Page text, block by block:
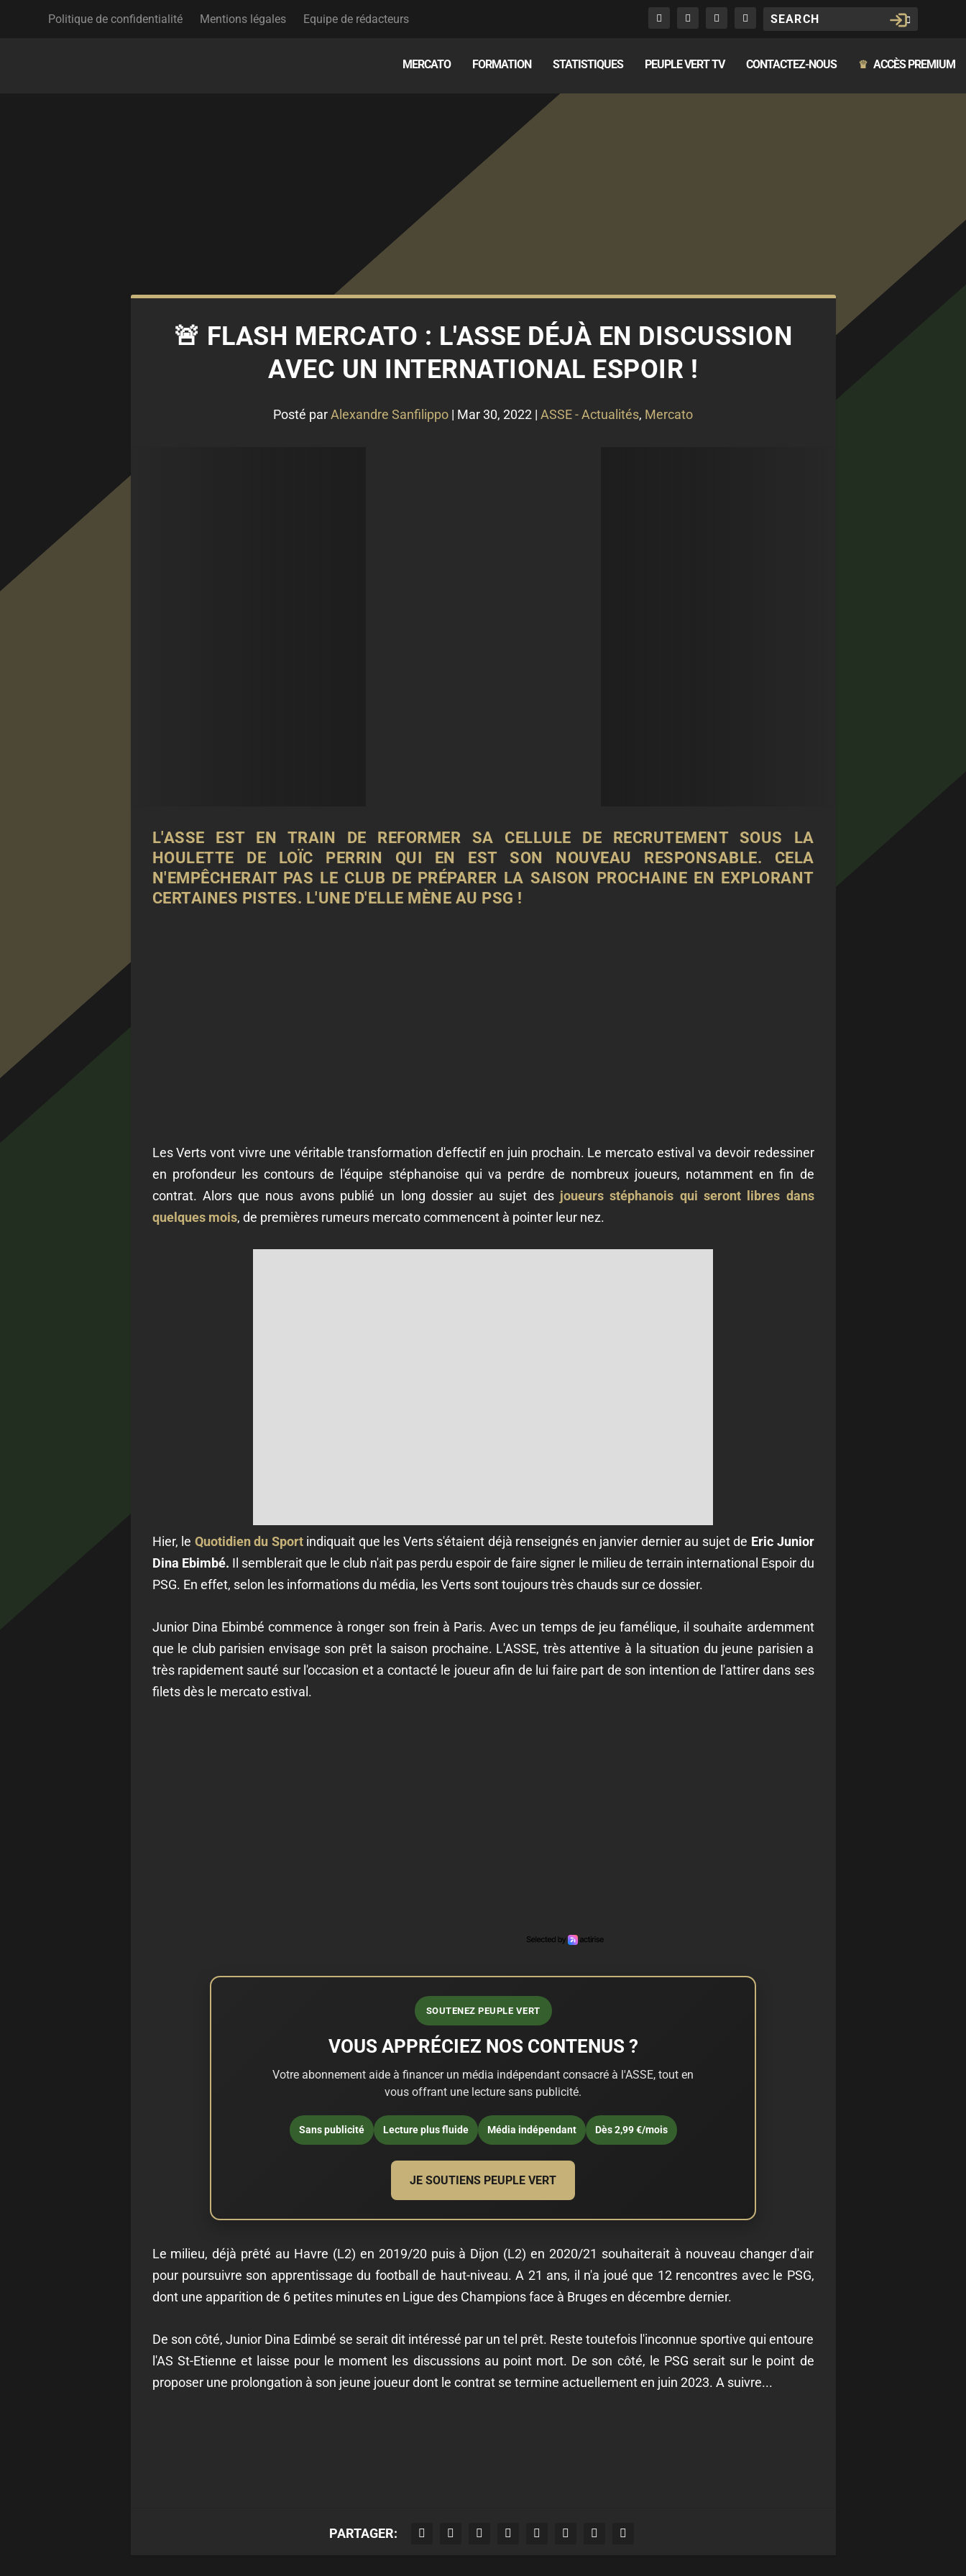
Politique de confidentialité Mentions légales Equipe de rédacteurs
MERCATO FORMATION STATISTIQUES PEUPLE VERT TV CONTACTEZ-NOUS ♛ ACCÈS PREMIUM
🚨 FLASH MERCATO : L'ASSE DÉJÀ EN DISCUSSION
AVEC UN INTERNATIONAL ESPOIR !
Posté parAlexandre Sanfilippo | Mar 30, 2022 | ASSE - Actualités, Mercato
L'ASSE EST EN TRAIN DE REFORMER SA CELLULE DE RECRUTEMENT SOUS LA
HOULETTE DE LOÏC PERRIN QUI EN EST SON NOUVEAU RESPONSABLE. CELA
N'EMPÊCHERAIT PAS LE CLUB DE PRÉPARER LA SAISON PROCHAINE EN EXPLORANT
CERTAINES PISTES. L'UNE D'ELLE MÈNE AU PSG !
Les Verts vont vivre une véritable transformation d'effectif en juin prochain. Le mercato estival va devoir redessiner
en profondeur les contours de l'équipe stéphanoise qui va perdre de nombreux joueurs, notamment en fin de
contrat. Alors que nous avons publié un long dossier au sujet des joueurs stéphanois qui seront libres dans
quelques mois, de premières rumeurs mercato commencent à pointer leur nez.
Hier, le Quotidien du Sportindiquait que les Verts s'étaient déjà renseignés en janvier dernier au sujet de Eric Junior
Dina Ebimbé. Il semblerait que le club n'ait pas perdu espoir de faire signer le milieu de terrain international Espoir du
PSG. En effet, selon les informations du média, les Verts sont toujours très chauds sur ce dossier.
Junior Dina Ebimbé commence à ronger son frein à Paris. Avec un temps de jeu famélique, il souhaite ardemment
que le club parisien envisage son prêt la saison prochaine. L'ASSE, très attentive à la situation du jeune parisien a
très rapidement sauté sur l'occasion et a contacté le joueur afin de lui faire part de son intention de l'attirer dans ses
filets dès le mercato estival.
SOUTENEZ PEUPLE VERT
VOUS APPRÉCIEZ NOS CONTENUS ?
Votre abonnement aide à financer un média indépendant consacré à l'ASSE, tout en
vous offrant une lecture sans publicité.
Sans publicité Lecture plus fluide Média indépendant Dès 2,99 €/mois
JE SOUTIENS PEUPLE VERT
Le milieu, déjà prêté au Havre (L2) en 2019/20 puis à Dijon (L2) en 2020/21 souhaiterait à nouveau changer d'air
pour poursuivre son apprentissage du football de haut-niveau. A 21 ans, il n'a joué que 12 rencontres avec le PSG,
dont une apparition de 6 petites minutes en Ligue des Champions face à Bruges en décembre dernier.
De son côté, Junior Dina Edimbé se serait dit intéressé par un tel prêt. Reste toutefois l'inconnue sportive qui entoure
l'AS St-Etienne et laisse pour le moment les discussions au point mort. De son côté, le PSG serait sur le point de
proposer une prolongation à son jeune joueur dont le contrat se termine actuellement en juin 2023. A suivre...
PARTAGER: